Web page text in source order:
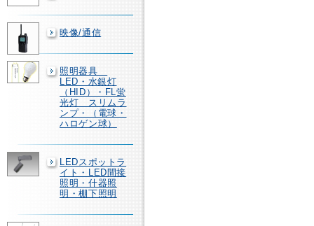
映像/通信
照明器具
LED・水銀灯
（HID）・FL蛍
光灯 スリムラ
ンプ・（電球・
ハロゲン球）
LEDスポットラ
イト・LED間接
照明・什器照
明・棚下照明